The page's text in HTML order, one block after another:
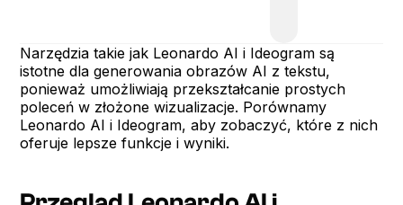
Narzędzia takie jak Leonardo AI i Ideogram są
istotne dla generowania obrazów AI z tekstu,
ponieważ umożliwiają przekształcanie prostych
poleceń w złożone wizualizacje. Porównamy
Leonardo AI i Ideogram, aby zobaczyć, które z nich
oferuje lepsze funkcje i wyniki.